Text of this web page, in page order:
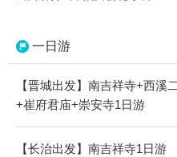
一日游
【晋城出发】南吉祥寺+西溪
+崔府君庙+崇安寺1日游
【长治出发】南吉祥寺1日游